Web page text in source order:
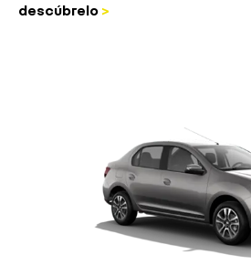
descúbrelo >